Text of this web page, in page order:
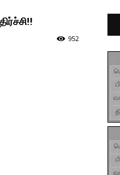
952